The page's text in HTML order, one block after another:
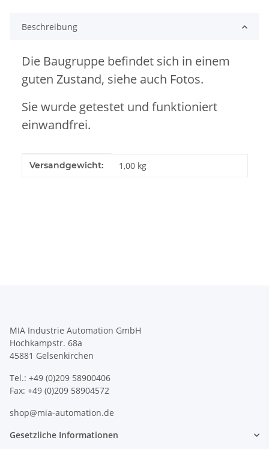
Beschreibung
Die Baugruppe befindet sich in einem
guten Zustand, siehe auch Fotos.
Sie wurde getestet und funktioniert
einwandfrei.
Produkteigenschaft
Wert
Versandgewicht: 1,00 kg
MIA Industrie Automation GmbH
Hochkampstr. 68a
45881 Gelsenkirchen
Tel.: +49 (0)209 58900406
Fax: +49 (0)209 58904572
shop@mia-automation.de
Gesetzliche Informationen